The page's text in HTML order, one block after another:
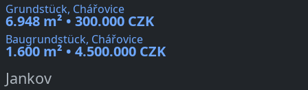
Grundstück, Chářovice
6.948 m² • 300.000 CZK
Baugrundstück, Chářovice
1.600 m² • 4.500.000 CZK
Jankov